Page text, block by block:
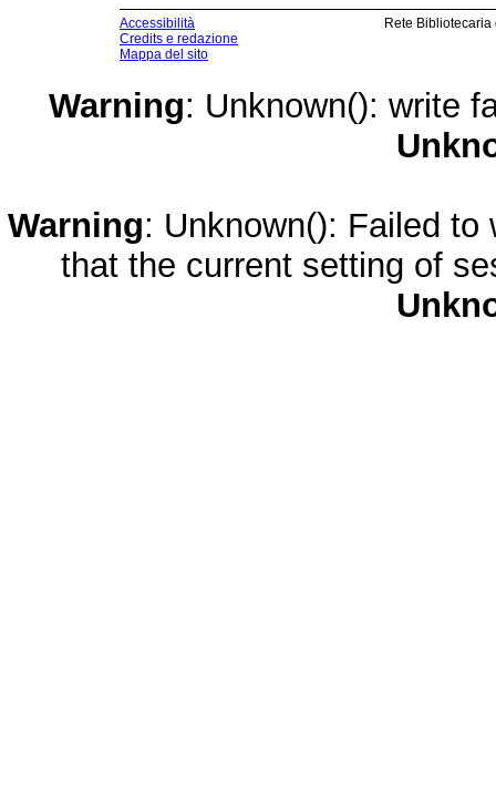
Accessibilità
Credits e redazione
Mappa del sito
Rete
Warning: Unknown(): write
Warning: Unknown(): Failed
that the current setting of